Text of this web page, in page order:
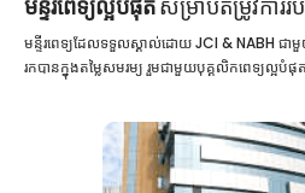
មន្ទីរពេទ្យល្អបំផុតសម្រាប់តម្រូវការ
មន្ទីរពេទ្យដែលទទួលស្គាល់ដោយ JCI & NABH ជាមួ
រកបានក្នុងតម្លៃសមរម្យ រួមជាមួយបុគ្គលិកពេទ្យល្អបំផុ